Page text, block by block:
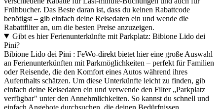
Frühbucher. Das Beste daran ist, dass du keinen Rabattcode
benötigst – gib einfach deine Reisedaten ein und wende die
Rabattfilter an, um die besten Preise anzuzeigen.
Gibt es hier Ferienunterkünfte mit Parkplatz: Bibione Lido dei
Pini?
Bibione Lido dei Pini : FeWo-direkt bietet hier eine große Auswahl
an Ferienunterkünften mit Parkmöglichkeiten – perfekt für Familien
oder Reisende, die den Komfort eines Autos während ihres
Aufenthalts schätzen. Um diese Unterkünfte leicht zu finden, gib
einfach deine Reisedaten ein und verwende den Filter „Parkplatz
verfügbar" unter den Annehmlichkeiten. So kannst du schnell und
einfach Angebote durchsuchen, die deinen Bedürfnissen